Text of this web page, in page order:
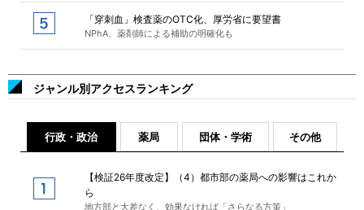
「穿刺血」検査薬のOTC化、厚労省に要望書
NPhA、薬剤師による補助の明確化も
ジャンル別アクセスランキング
行政・政治 薬局 団体・学術 その他
【検証26年度改定】（4）都市部の薬局への影響はこれか
ら
地方部と大差なく、効果なければ「さらなる方策」